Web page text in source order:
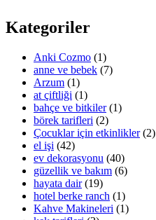
Kategoriler
Anki Cozmo (1)
anne ve bebek (7)
Arzum (1)
at çiftliği (1)
bahçe ve bitkiler(1)
börek tarifleri (2)
Çocuklar için etkinlikler(2)
el işi (42)
ev dekorasyonu (40)
güzellik ve bakım (6)
hayata dair(19)
hotel berke ranch (1)
Kahve Makineleri (1)